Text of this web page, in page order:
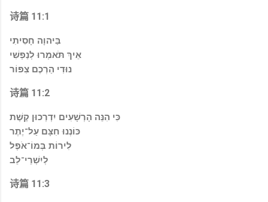
诗篇 11:1
בַּיהוָה חָסִיתִי
אֵיךְ תֹּאמְרוּ לְנַפְשִׁי
נוּדִי הַרְכֶם צִפּוֹר
诗篇 11:2
כִּי הִנֵּה הָרְשָׁעִים יִדְרְכוּן קֶשֶׁת
כּוֹנְנוּ חִצָּם עַל־יֶתֶר
לִירוֹת בְּמוֹ־אֹפֶל
לְיִשְׁרֵי־לֵב
诗篇 11:3